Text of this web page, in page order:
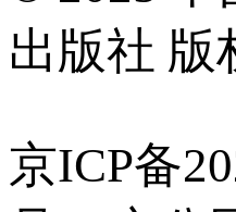
出版社 版
京ICP备